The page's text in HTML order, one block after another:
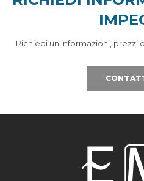
Richiedi un informazioni, prezzi